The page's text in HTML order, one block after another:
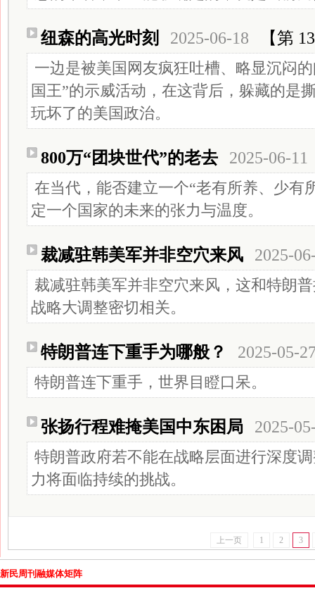
纽森的高光时刻 2025-06-18 【第
一边是被美国网友疯狂吐槽、略显沉闷
国王”的示威活动，在这背后，躲藏的是
玩坏了的美国政治。
800万“团块世代”的老去 2025-06-11
在当代，能否建立一个“老有所养、少有
定一个国家的未来的张力与温度。
裁减驻韩美军并非空穴来风 2025-
裁减驻韩美军并非空穴来风，这和特朗
战略大调整密切相关。
特朗普连下重手为哪般？ 2025-05-
特朗普连下重手，世界目瞪口呆。
张扬行程难掩美国中东困局 2025-
特朗普政府若不能在战略层面进行深度
力将面临持续的挑战。
上一页 1 2 3
新民周刊融媒体矩阵